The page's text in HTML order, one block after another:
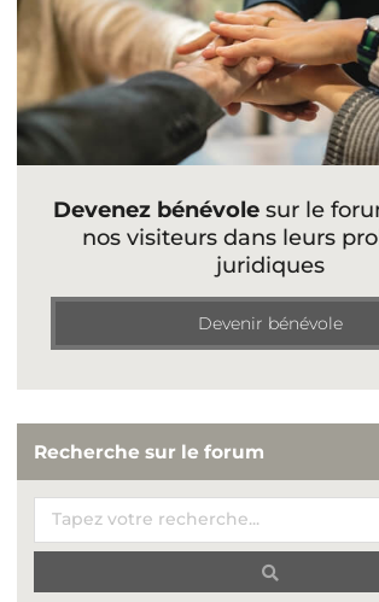
Devenez bénévolesur le
nos visiteurs dans leurs
juridiques
Devenir bénévole
Recherche sur le forum